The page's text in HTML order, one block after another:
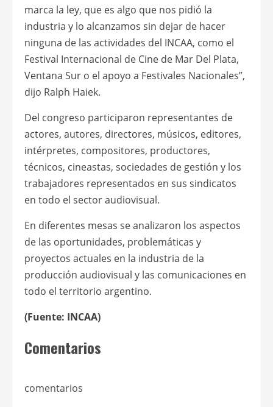
marca la ley, que es algo que nos pidió la
industria y lo alcanzamos sin dejar de hacer
ninguna de las actividades del INCAA, como el
Festival Internacional de Cine de Mar Del Plata,
Ventana Sur o el apoyo a Festivales Nacionales”,
dijo Ralph Haiek.
Del congreso participaron representantes de
actores, autores, directores, músicos, editores,
intérpretes, compositores, productores,
técnicos, cineastas, sociedades de gestión y los
trabajadores representados en sus sindicatos
en todo el sector audiovisual.
En diferentes mesas se analizaron los aspectos
de las oportunidades, problemáticas y
proyectos actuales en la industria de la
producción audiovisual y las comunicaciones en
todo el territorio argentino.
(Fuente: INCAA)
Comentarios
comentarios